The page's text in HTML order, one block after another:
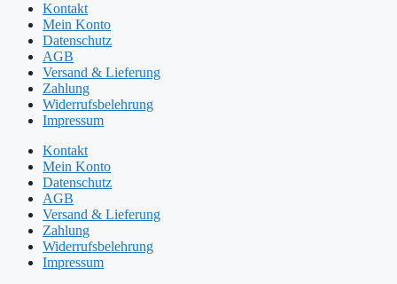
Kontakt
Mein Konto
Datenschutz
AGB
Versand & Lieferung
Zahlung
Widerrufsbelehrung
Impressum
Kontakt
Mein Konto
Datenschutz
AGB
Versand & Lieferung
Zahlung
Widerrufsbelehrung
Impressum